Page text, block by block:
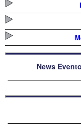
News Evento